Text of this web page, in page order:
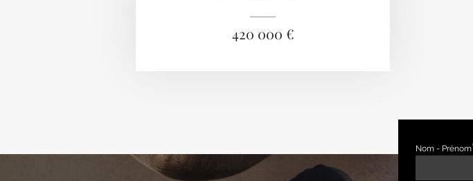
420 000 €
Nom - Prénom